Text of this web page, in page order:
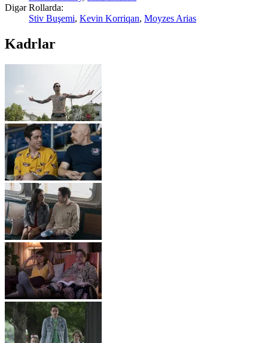
Digər Rollarda:
Stiv Buşemi, Kevin Korriqan, Moyzes Arias
Kadrlar